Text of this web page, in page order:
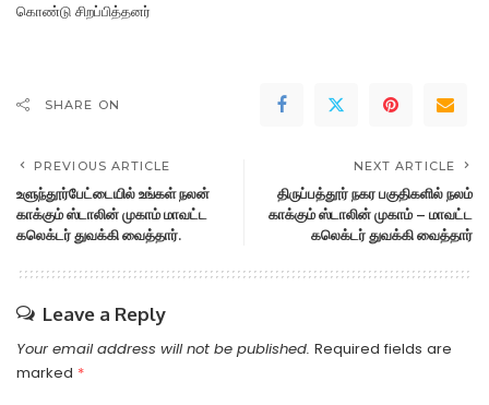
கொண்டு சிறப்பித்தனர்
SHARE ON
PREVIOUS ARTICLE
உளுந்தூர்பேட்டையில் உங்கள் நலன்
காக்கும் ஸ்டாலின் முகாம் மாவட்ட
கலெக்டர் துவக்கி வைத்தார்.
NEXT ARTICLE
திருப்பத்தூர் நகர பகுதிகளில் நலம்
காக்கும் ஸ்டாலின் முகாம் – மாவட்ட
கலெக்டர் துவக்கி வைத்தார்
Leave a Reply
Your email address will not be published. Required fields are
marked *